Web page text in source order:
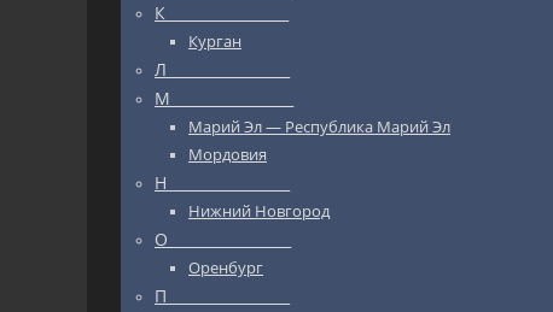
К_________________
Курган
Л_________________
М_________________
Марий Эл — Республика Марий Эл
Мордовия
Н_________________
Нижний Новгород
О_________________
Оренбург
П_________________